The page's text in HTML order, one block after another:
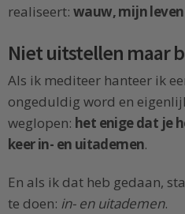
realiseert: wauw, mijn
Niet uitstellen maar
Als ik mediteer hanteer ik
ongeduldig word en
weglopen: het enige dat je
keer in- en uitademen.
En als ik dat heb gedaan,
te doen: in- en uitademen.